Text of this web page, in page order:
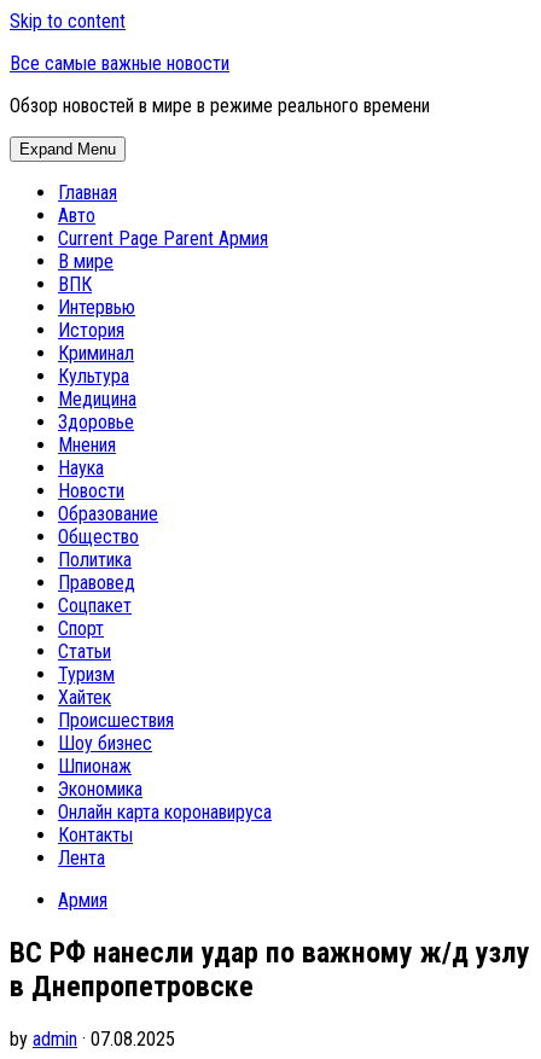
Skip to content
Все самые важные новости
Обзор новостей в мире в режиме реального времени
Expand Menu
Главная
Авто
Current Page Parent Армия
В мире
ВПК
Интервью
История
Криминал
Культура
Медицина
Здоровье
Мнения
Наука
Новости
Образование
Общество
Политика
Правовед
Соцпакет
Спорт
Статьи
Туризм
Хайтек
Происшествия
Шоу бизнес
Шпионаж
Экономика
Онлайн карта коронавируса
Контакты
Лента
Армия
ВС РФ нанесли удар по важному ж/д узлу
в Днепропетровске
by admin · 07.08.2025